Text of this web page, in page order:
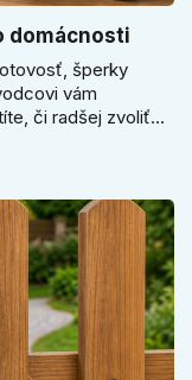
domácnosti
šperky
vám
či radšej zvoliť